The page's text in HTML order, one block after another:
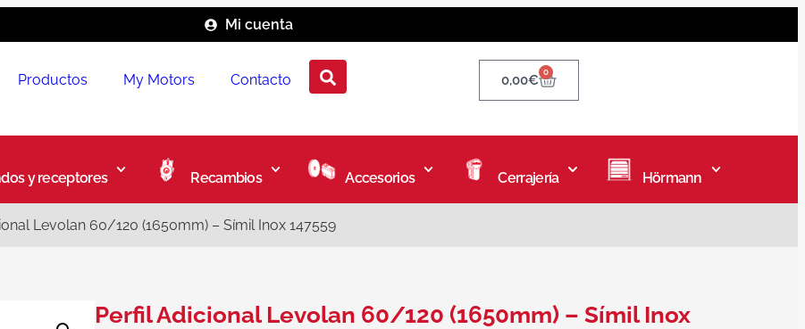
Mi cuenta
Productos My Motors Contacto 0,00€ 0
y receptores Recambios Accesorios Cerrajería Hörmann
Levolan 60/120 (1650mm) – Símil Inox 147559
Perfil Adicional Levolan 60/120 (1650mm) – Símil Inox